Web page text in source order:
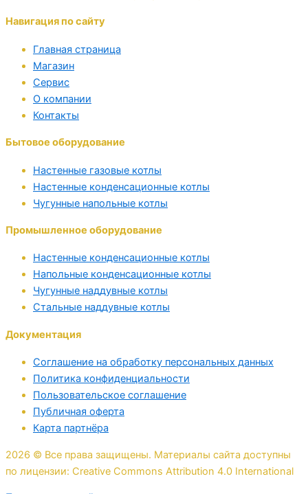
Навигация по сайту
Главная страница
Магазин
Сервис
О компании
Контакты
Бытовое оборудование
Настенные газовые котлы
Настенные конденсационные котлы
Чугунные напольные котлы
Промышленное оборудование
Настенные конденсационные котлы
Напольные конденсационные котлы
Чугунные наддувные котлы
Стальные наддувные котлы
Документация
Соглашение на обработку персональных данных
Политика конфиденциальности
Пользовательское соглашение
Публичная оферта
Карта партнёра
2026 © Все права защищены. Материалы сайта доступны
по лицензии: Creative Commons Attribution 4.0 International